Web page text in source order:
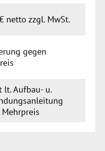
netto zzgl. MwSt.
gegen
lt. Aufbau- u.